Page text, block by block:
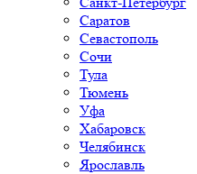
Саратов
Севастополь
Сочи
Тула
Тюмень
Уфа
Хабаровск
Челябинск
Ярославль